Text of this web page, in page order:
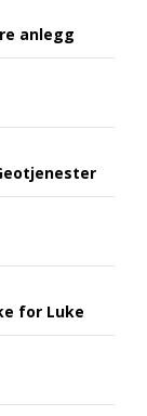
anlegg
for Luke